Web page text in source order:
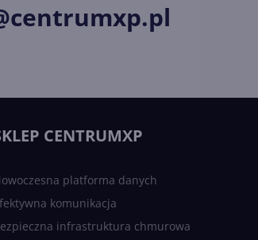
CENTRUMXP
platforma danych
komunikacja
infrastruktura chmurowa